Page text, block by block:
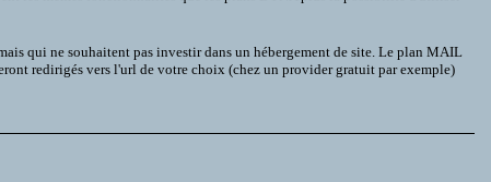
qui ne souhaitent pas investir dans un hébergement de site. Le plan MAIL
redirigés vers l'url de votre choix (chez un provider gratuit par exemple)